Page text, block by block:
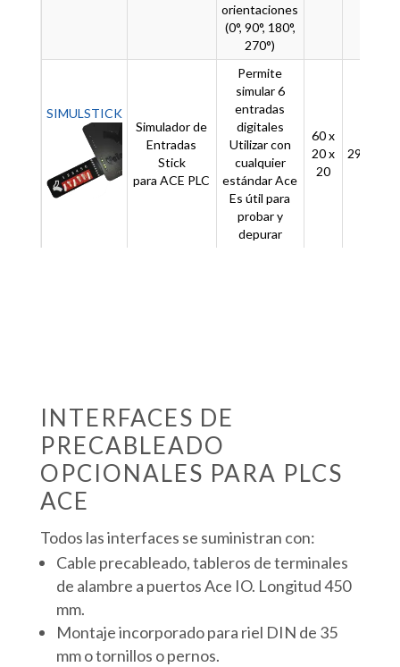
orientaciones
(0°, 90°, 180°,
270°)
SIMULSTICK
Simulador de
Entradas
Stick
para ACE PLC
Permite
simular 6
entradas
digitales
Utilizar con
cualquier
estándar Ace
Es útil para
probar y
depurar
60 x
20 x
20
29
INTERFACES DE
PRECABLEADO
OPCIONALES PARA PLCS
ACE
Todos las interfaces se suministran con:
Cable precableado, tableros de terminales
de alambre a puertos Ace IO. Longitud 450
mm.
Montaje incorporado para riel DIN de 35
mm o tornillos o pernos.